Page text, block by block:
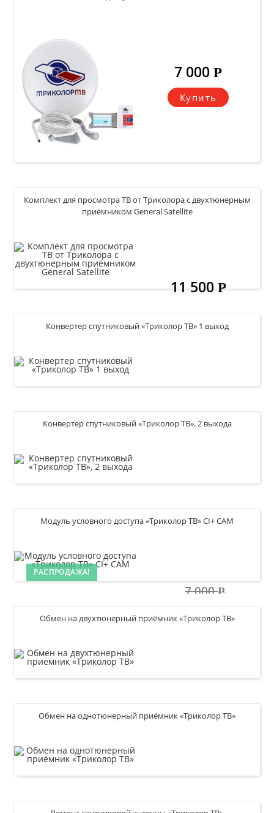
7 000Р
Купить
Комплект для просмотра ТВ от Триколора с двухтюнерным
приёмником General Satellite
11 500Р
Купить
Конвертер спутниковый «Триколор ТВ» 1 выход
990Р
Конвертер спутниковый «Триколор ТВ», 2 выхода
1 990Р
Модуль условного доступа «Триколор ТВ» CI+ CAM
РАСПРОДАЖА!
7 000Р
4 500Р
Обмен на двухтюнерный приёмник «Триколор ТВ»
7 500Р
Обмен на однотюнерный приёмник «Триколор ТВ»
5 500Р